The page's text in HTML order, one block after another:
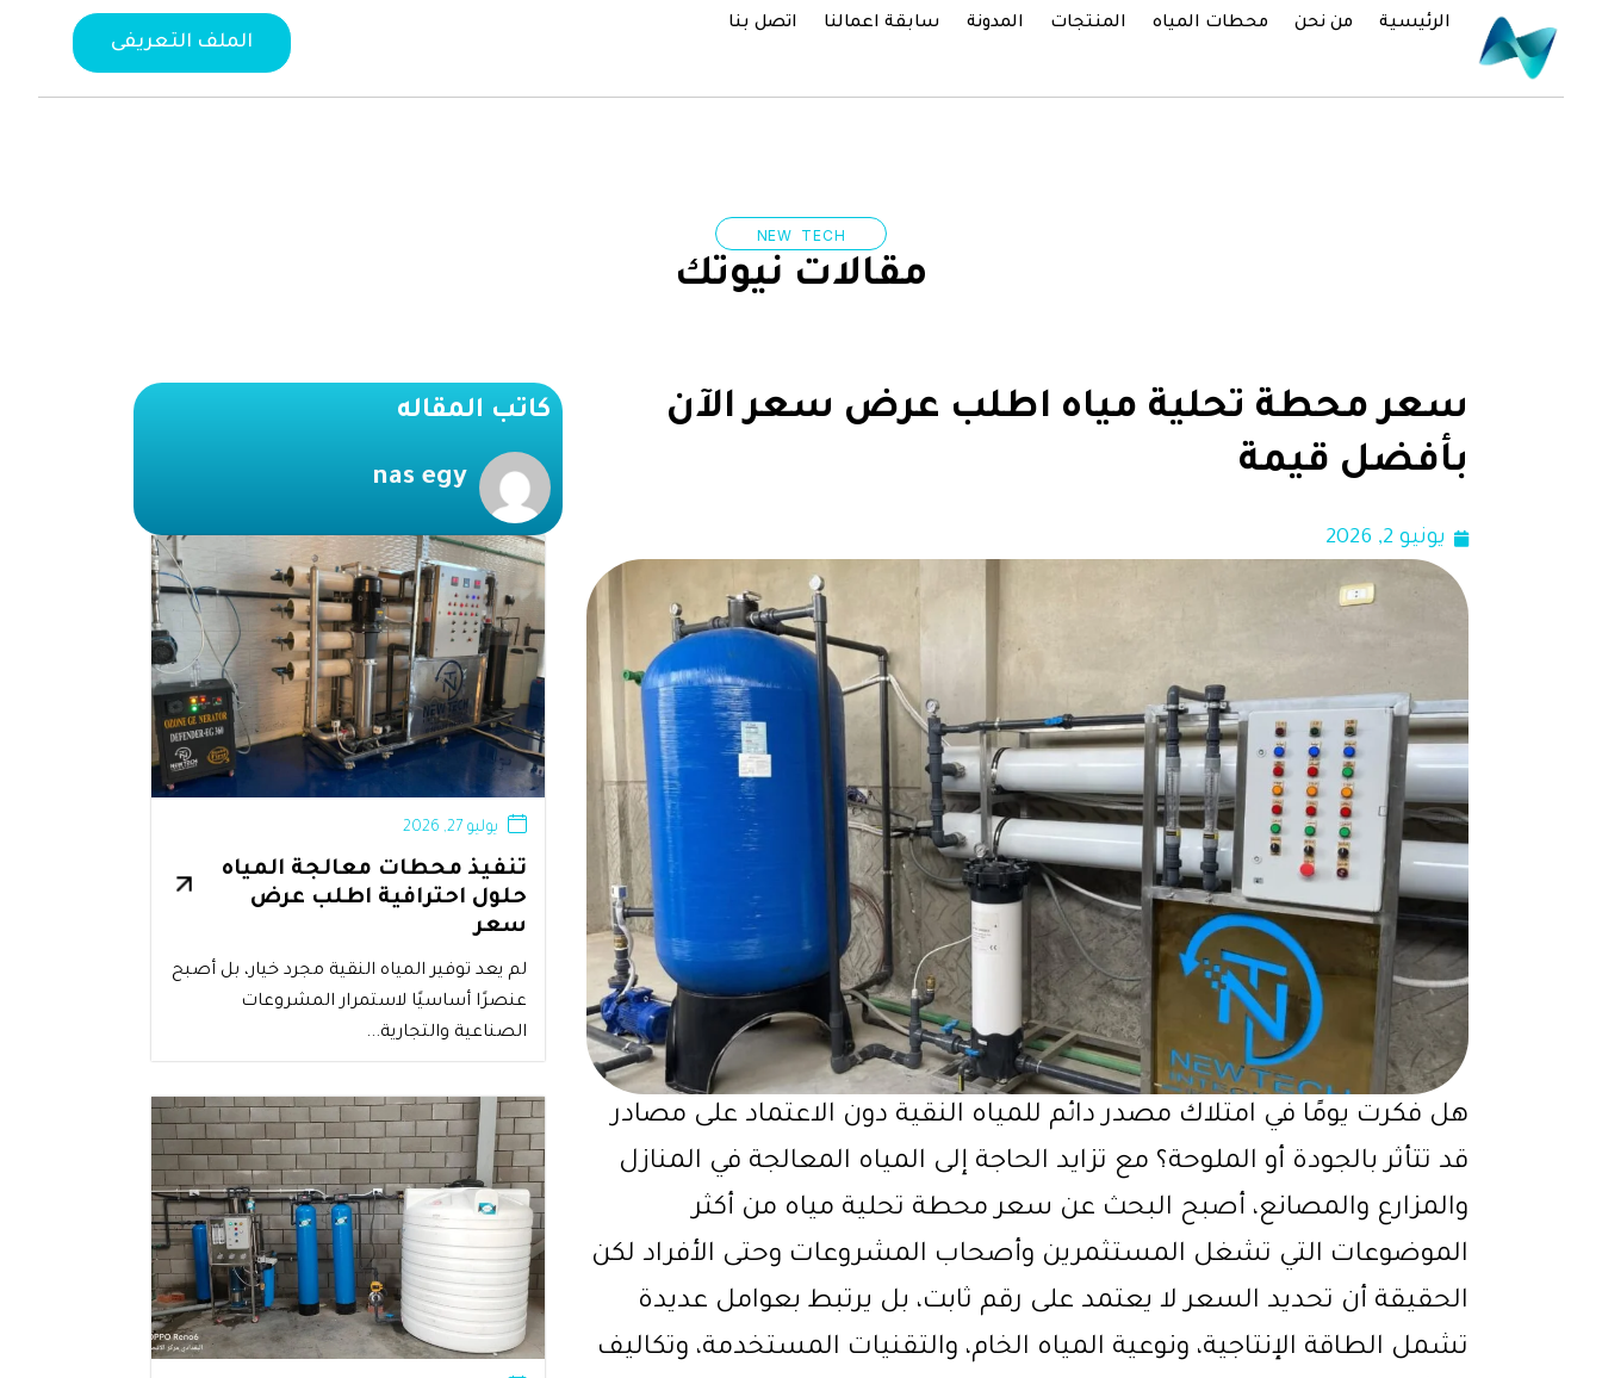
المحتوى
الرئيسية من نحن محطات المياه المنتجات المدونة سابقة اعمالنا اتصل بنا
الملف التعريفى
NEW TECH
مقالات نيوتك
سعر محطة تحلية مياه اطلب عرض سعر الآن
بأفضل قيمة
يونيو 2, 2026
هل فكرت يومًا في امتلاك مصدر دائم للمياه النقية دون الاعتماد على مصادر
قد تتأثر بالجودة أو الملوحة؟ مع تزايد الحاجة إلى المياه المعالجة في المنازل
والمزارع والمصانع، أصبح البحث عن سعر محطة تحلية مياه من أكثر
الموضوعات التي تشغل المستثمرين وأصحاب المشروعات وحتى الأفراد لكن
الحقيقة أن تحديد السعر لا يعتمد على رقم ثابت، بل يرتبط بعوامل عديدة
تشمل الطاقة الإنتاجية، ونوعية المياه الخام، والتقنيات المستخدمة، وتكاليف
كاتب المقاله
nas egy
تنفيذ محطات معالجة المياه
حلول احترافية اطلب عرض
سعر
يوليو 27, 2026
لم يعد توفير المياه النقية مجرد خيار، بل أصبح
عنصرًا أساسيًا لاستمرار المشروعات
الصناعية والتجارية...